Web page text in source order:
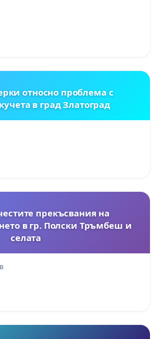
относно проблема с
в град Златоград
прекъсвания на
в гр. Полски Тръмбеш и
селата